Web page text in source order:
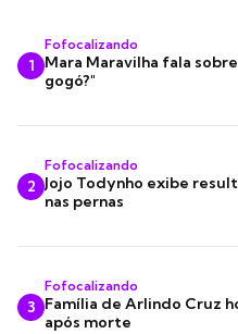
1
Fofocalizando
Mara Maravilha fala
gogó?"
2
Fofocalizando
Jojo Todynho exibe
nas pernas
3
Fofocalizando
Família de Arlindo Cruz
após morte